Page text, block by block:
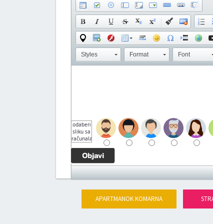
Styles Format Font
odaberi
sliku sa
računala
APARTMANOK KOMARNA